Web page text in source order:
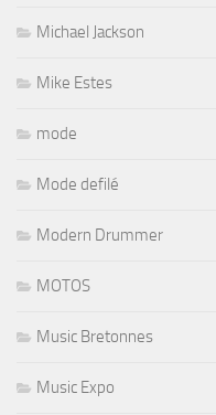
Michael Jackson
Mike Estes
mode
Mode defilé
Modern Drummer
MOTOS
Music Bretonnes
Music Expo